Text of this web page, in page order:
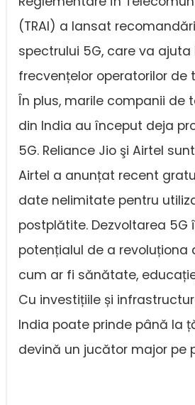
(TRAI) a lansat
spectrului 5G, care va
frecvențelor operatorilor de
În plus, marile companii de
din India au început deja
5G. Reliance Jio şi Airtel
Airtel a anunțat recent
date nelimitate pentru
postplătite. Dezvoltarea 5G
potențialul de a revoluționa
cum ar fi sănătate,
Cu investițiile și
India poate prinde până la
devină un jucător major pe